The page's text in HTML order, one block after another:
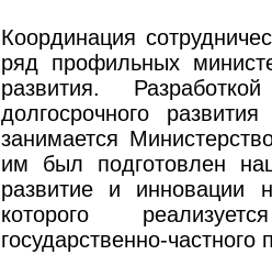
Координация
ряд профильных
развития.
долгосрочного
занимается
им был подготовлен
развитие и
которого
государственно-частного